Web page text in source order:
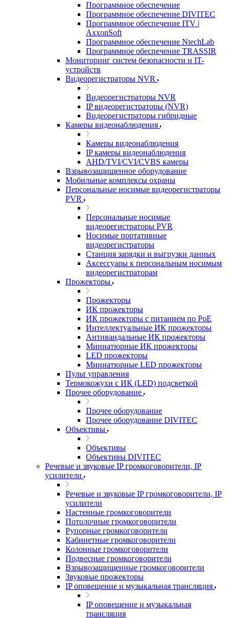
Программное обеспечение
Программное обеспечение DIVITEC
Программное обеспечение ITV |
AxxonSoft
Программное обеспечение NtechLab
Программное обеспечение TRASSIR
Мониторинг систем безопасности и IT-
устройств
Видеорегистраторы NVR
Видеорегистраторы NVR
IP видеорегистраторы (NVR)
Видеорегистраторы гибридные
Камеры видеонаблюдения
Камеры видеонаблюдения
IP камеры видеонаблюдения
AHD/TVI/CVI/CVBS камеры
Взрывозащищенное оборудование
Мобильные комплексы охраны
Персональные носимые видеорегистраторы
PVR
Персональные носимые
видеорегистраторы PVR
Носимые портативные
видеорегистраторы
Станция зарядки и выгрузки данных
Аксессуары к персональным носимым
видеорегистраторам
Прожекторы
Прожекторы
ИК прожекторы
ИК прожекторы с питанием по PoE
Интеллектуальные ИК прожекторы
Антивандальные ИК прожекторы
Миниатюрные ИК прожекторы
LED прожекторы
Миниатюрные LED прожекторы
Пульт управления
Термокожухи с ИК (LED) подсветкой
Прочее оборудование
Прочее оборудование
Прочее оборудование DIVITEC
Объективы
Объективы
Объективы DIVITEC
Речевые и звуковые IP громкоговорители, IP
усилители
Речевые и звуковые IP громкоговорители, IP
усилители
Настенные громкоговорители
Потолочные громкоговорители
Рупорные громкоговорители
Кабинетные громкоговорители
Колонные громкоговорители
Подвесные громкоговорители
Взрывозащищенные громкоговорители
Звуковые прожекторы
IP оповещение и музыкальная трансляция
IP оповещение и музыкальная
трансляция